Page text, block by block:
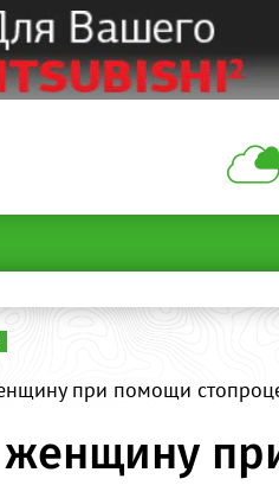
при помощи
женщину